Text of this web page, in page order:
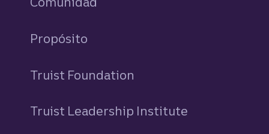
Propósito
Truist Foundation
Truist Leadership Institute